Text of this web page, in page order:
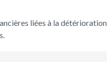
liées à la détérioration